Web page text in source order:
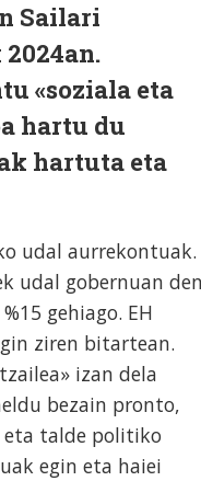
Sailari
«soziala eta
hartu du
hartuta eta
udal aurrekontuak.
udal gobernuan den
gehiago. EH
ziren bitartean.
izan dela
bezain pronto,
eta talde politiko
egin eta haiei